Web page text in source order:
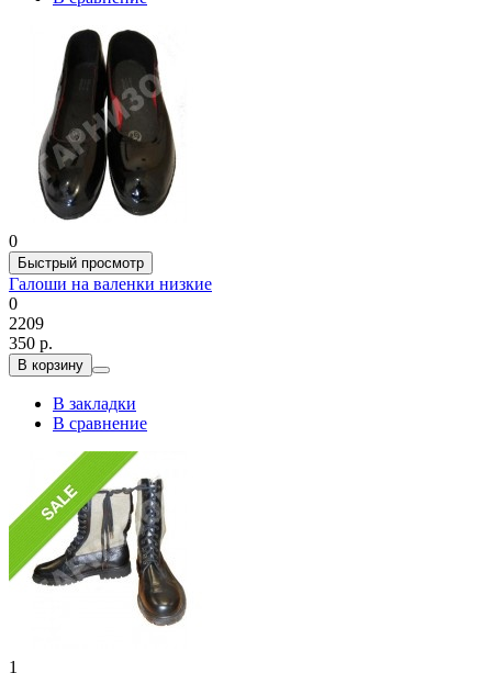
0
Быстрый просмотр
Галоши на валенки низкие
0
2209
350 р.
В корзину
В закладки
В сравнение
1